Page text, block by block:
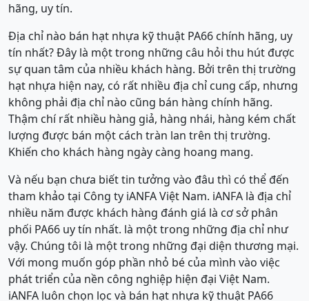
hãng, uy tín.
Địa chỉ nào bán hạt nhựa kỹ thuật PA66 chính hãng, uy
tín nhất? Đây là một trong những câu hỏi thu hút được
sự quan tâm của nhiều khách hàng. Bởi trên thị trường
hạt nhựa hiện nay, có rất nhiều địa chỉ cung cấp, nhưng
không phải địa chỉ nào cũng bán hàng chính hãng.
Thậm chí rất nhiều hàng giả, hàng nhái, hàng kém chất
lượng được bán một cách tràn lan trên thị trường.
Khiến cho khách hàng ngày càng hoang mang.
Và nếu bạn chưa biết tin tưởng vào đâu thì có thể đến
tham khảo tại Công ty iANFA Việt Nam. iANFA là địa chỉ
nhiều năm được khách hàng đánh giá là cơ sở phân
phối PA66 uy tín nhất. là một trong những địa chỉ như
vậy. Chúng tôi là một trong những đại diện thương mại.
Với mong muốn góp phần nhỏ bé của mình vào việc
phát triển của nền công nghiệp hiện đại Việt Nam.
iANFA luôn chọn lọc và bán hạt nhựa kỹ thuật PA66